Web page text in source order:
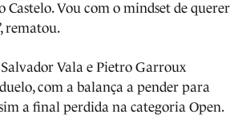
Vou com o mindset de querer
rematou.
Vala e Pietro Garroux
com a balança a pender para
a final perdida na categoria Open.